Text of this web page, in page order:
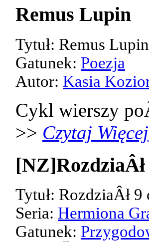
Remus Lupin
Tytuł: Remus Lupin
Gatunek: Poezja
Autor: Kasia
Cykl wierszy
>> Czytaj Więcej
[NZ]RozdziaÂł
Tytuł: RozdziaÂł
Seria: Hermiona
Gatunek: